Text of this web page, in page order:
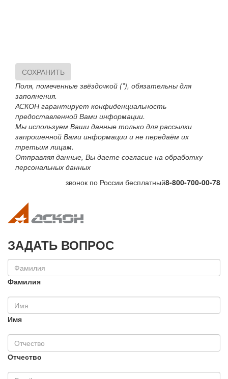
СОХРАНИТЬ
Поля, помеченные звёздочкой (*), обязательны для
заполнения.
АСКОН гарантирует конфиденциальность
предоставленной Вами информации.
Мы используем Ваши данные только для рассылки
запрошенной Вами информации и не передаём их
третьим лицам.
Отправляя данные, Вы даете согласие на обработку
персональных данных
звонок по России бесплатный8-800-700-00-78
ЗАДАТЬ ВОПРОС
Фамилия
Имя
Отчество